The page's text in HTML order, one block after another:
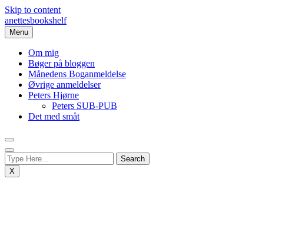
Skip to content
anettesbookshelf
Menu
Om mig
Bøger på bloggen
Månedens Boganmeldelse
Øvrige anmeldelser
Peters Hjørne
Peters SUB-PUB
Det med småt
X